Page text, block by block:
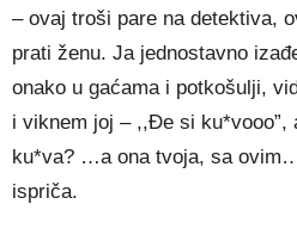
– ovaj troši pare na detektiva,
prati ženu. Ja jednostavno
onako u gaćama i potkošulji,
i viknem joj – ,,Đe si ku*vooo”,
ku*va? …a ona tvoja, sa
ispriča.